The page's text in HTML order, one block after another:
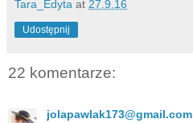
Tara_Edyta at 27.9.16
Udostępnij
22 komentarze:
jolapawlak173@gmail.com